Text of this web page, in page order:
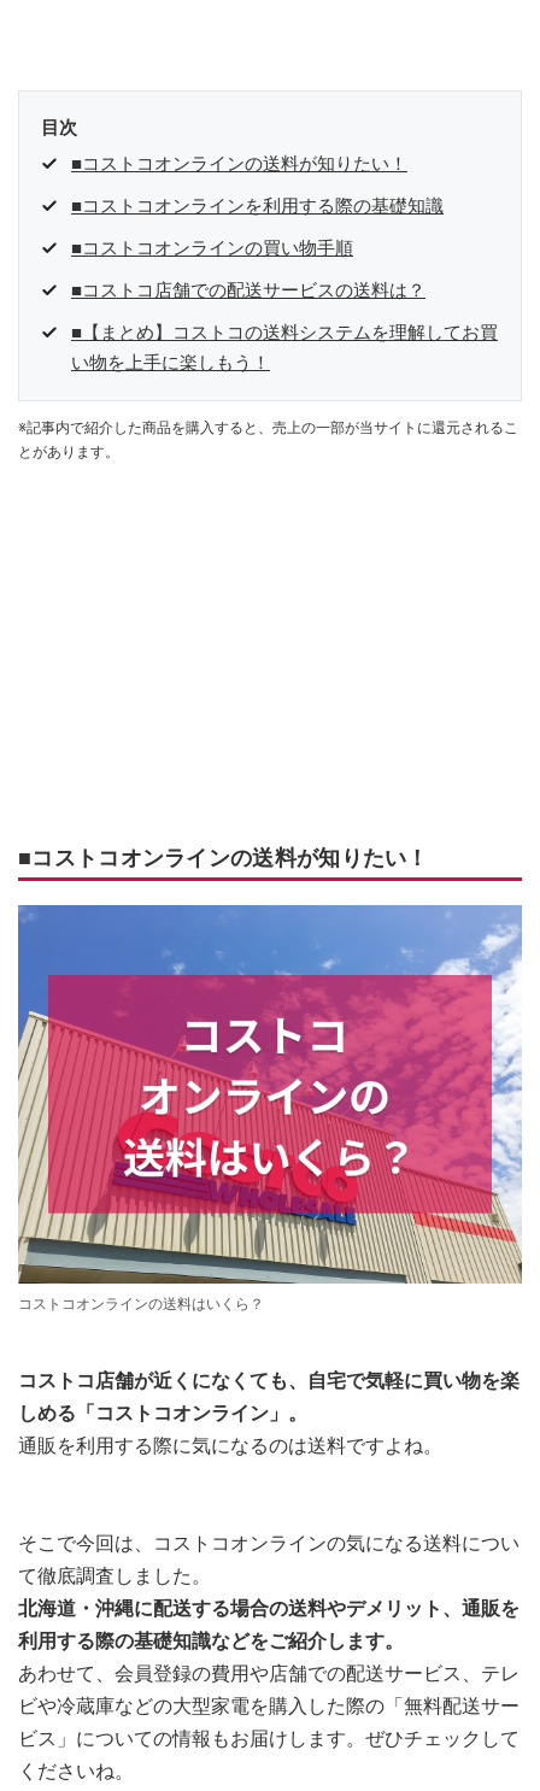
目次
■コストコオンラインの送料が知りたい！
■コストコオンラインを利用する際の基礎知識
■コストコオンラインの買い物手順
■コストコ店舗での配送サービスの送料は？
■【まとめ】コストコの送料システムを理解してお買
い物を上手に楽しもう！
※記事内で紹介した商品を購入すると、売上の一部が当サイトに還元されるこ
とがあります。
■コストコオンラインの送料が知りたい！
コストコオンラインの送料はいくら？
コストコ店舗が近くになくても、自宅で気軽に買い物を楽
しめる「コストコオンライン」。
通販を利用する際に気になるのは送料ですよね。
そこで今回は、コストコオンラインの気になる送料につい
て徹底調査しました。
北海道・沖縄に配送する場合の送料やデメリット、通販を
利用する際の基礎知識などをご紹介します。
あわせて、会員登録の費用や店舗での配送サービス、テレ
ビや冷蔵庫などの大型家電を購入した際の「無料配送サー
ビス」についての情報もお届けします。ぜひチェックして
くださいね。